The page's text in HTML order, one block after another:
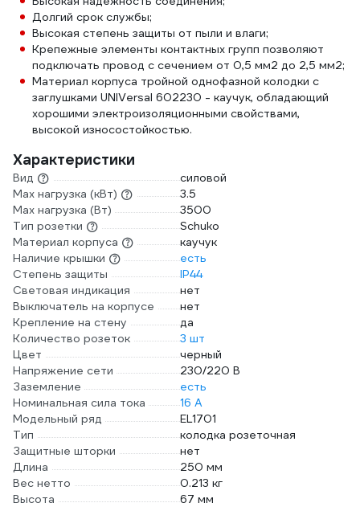
Долгий срок службы;
Высокая степень защиты от пыли и влаги;
Крепежные элементы контактных групп позволяют
подключать провод с сечением от 0,5 мм2 до 2,5 мм2;
Материал корпуса тройной однофазной колодки с
заглушками UNIVersal 602230 - каучук, обладающий
хорошими электроизоляционными свойствами,
высокой износостойкостью.
Характеристики
Вид
силовой
Max нагрузка (кВт)
3.5
Max нагрузка (Вт)
3500
Тип розетки
Schuko
Материал корпуса
каучук
Наличие крышки
есть
Степень защиты
IP44
Световая индикация
нет
Выключатель на корпусе
нет
Крепление на стену
да
Количество розеток
3 шт
Цвет
черный
Напряжение сети
230/220 В
Заземление
есть
Номинальная сила тока
16 А
Модельный ряд
EL1701
Тип
колодка розеточная
Защитные шторки
нет
Длина
250 мм
Вес нетто
0.213 кг
Высота
67 мм